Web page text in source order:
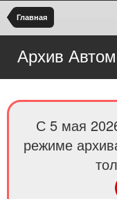
Главная
Архив
С 5 мая
режиме